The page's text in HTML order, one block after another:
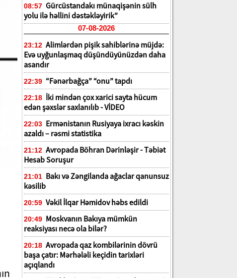
08:57 Gürcüstandakı münaqişənin sülh
yolu ilə həllini dəstəkləyirik”
07-08-2026
23:12 Alimlərdən pişik sahiblərinə müjdə:
Evə uyğunlaşmaq düşündüyünüzdən daha
asandır
22:39 “Fənərbağça” “onu” tapdı
22:18 İki mindən çox xarici sayta hücum
edən şəxslər saxlanılıb - VİDEO
22:03 Ermənistanın Rusiyaya ixracı kəskin
azaldı – rəsmi statistika
21:12 Avropada Böhran Dərinləşir - Təbiət
Hesab Soruşur
21:01 Bakı və Zəngilanda ağaclar qanunsuz
kəsilib
20:59 Vəkil İlqar Həmidov həbs edildi
20:49 Moskvanın Bakıya mümkün
reaksiyası necə ola bilər?
20:18 Avropada qaz kombilərinin dövrü
başa çatır: Mərhələli keçidin tarixləri
açıqlandı